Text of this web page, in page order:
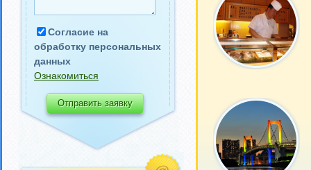
Согласие на
обработку персональных
данных
Ознакомиться